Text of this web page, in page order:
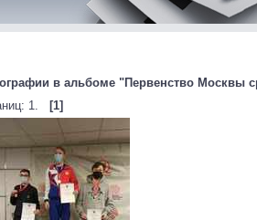
в альбоме "Первенство Москвы
1.
[1]